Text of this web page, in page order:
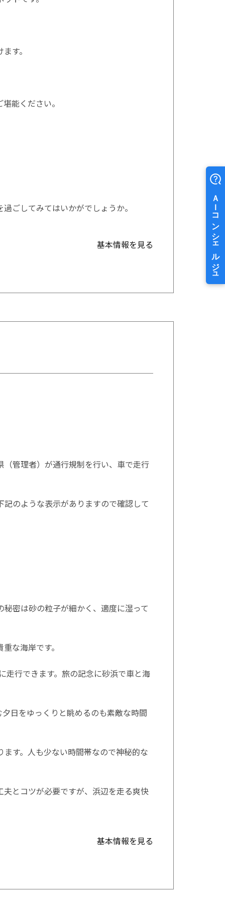
す。
能ください。
ごしてみてはいかがでしょうか。
基本情報を見る
管理者）が通行規制を行い、車で走行
のような表示がありますので確認して
密は砂の粒子が細かく、適度に湿って
な海岸です。
走行できます。旅の記念に砂浜で車と海
日をゆっくりと眺めるのも素敵な時間
す。人も少ない時間帯なので神秘的な
とコツが必要ですが、浜辺を走る爽快
基本情報を見る